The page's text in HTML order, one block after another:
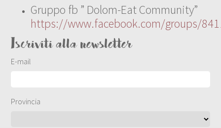
Gruppo fb ” Dolom-Eat Community”
https://www.facebook.com/groups/
Iscriviti alla newsletter
E-mail
Provincia